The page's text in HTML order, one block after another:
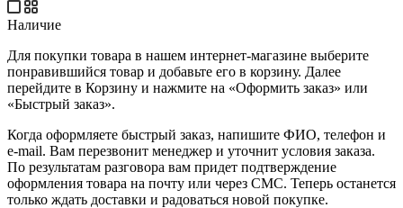
Наличие
Для покупки товара в нашем интернет-магазине выберите
понравившийся товар и добавьте его в корзину. Далее
перейдите в Корзину и нажмите на «Оформить заказ» или
«Быстрый заказ».
Когда оформляете быстрый заказ, напишите ФИО, телефон и
e-mail. Вам перезвонит менеджер и уточнит условия заказа.
По результатам разговора вам придет подтверждение
оформления товара на почту или через СМС. Теперь останется
только ждать доставки и радоваться новой покупке.